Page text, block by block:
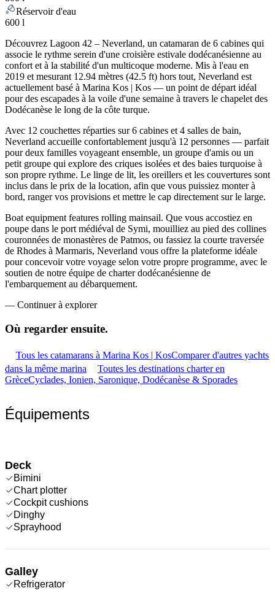
Réservoir d'eau
600 l
Découvrez Lagoon 42 – Neverland, un catamaran de 6 cabines qui
associe le rythme serein d'une croisière estivale dodécanésienne au
confort et à la stabilité d'un multicoque moderne. Mis à l'eau en
2019 et mesurant 12.94 mètres (42.5 ft) hors tout, Neverland est
actuellement basé à Marina Kos | Kos — un point de départ idéal
pour des escapades à la voile d'une semaine à travers le chapelet des
Dodécanèse le long de la côte turque.
Avec 12 couchettes réparties sur 6 cabines et 4 salles de bain,
Neverland accueille confortablement jusqu'à 12 personnes — parfait
pour deux familles voyageant ensemble, un groupe d'amis ou un
petit groupe qui explore des criques isolées et des baies turquoise à
son propre rythme. Le linge de lit, les oreillers et les couvertures sont
inclus dans le prix de la location, afin que vous puissiez monter à
bord, ranger vos provisions et mettre le cap directement sur le large.
Boat equipment features rolling mainsail. Que vous accostiez en
poupe dans le port médiéval de Symi, mouilliez au pied des collines
couronnées de monastères de Patmos, ou fassiez la courte traversée
de Rhodes à Marmaris, Neverland vous offre la plateforme idéale
pour concevoir votre voyage selon votre propre programme, avec le
soutien de notre équipe de charter dodécanésienne de
l'embarquement au débarquement.
— Continuer à explorer
Où regarder ensuite.
Tous les catamarans à Marina Kos | KosComparer d'autres yachts
dans la même marina
Toutes les destinations charter en
GrèceCyclades, Ionien, Saronique, Dodécanèse & Sporades
Équipements
Deck
Bimini
Chart plotter
Cockpit cushions
Dinghy
Sprayhood
Galley
Refrigerator